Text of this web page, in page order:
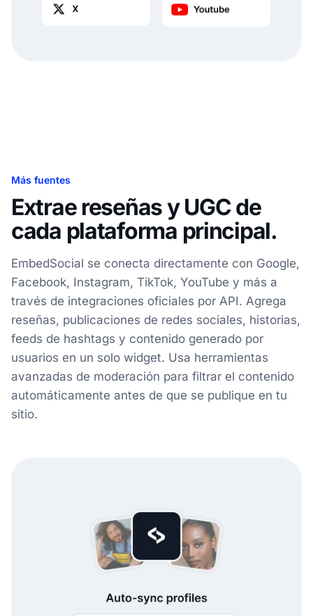
Más fuentes
Extrae reseñas y UGC de
cada plataforma principal.
EmbedSocial se conecta directamente con Google,
Facebook, Instagram, TikTok, YouTube y más a
través de integraciones oficiales por API. Agrega
reseñas, publicaciones de redes sociales, historias,
feeds de hashtags y contenido generado por
usuarios en un solo widget. Usa herramientas
avanzadas de moderación para filtrar el contenido
automáticamente antes de que se publique en tu
sitio.